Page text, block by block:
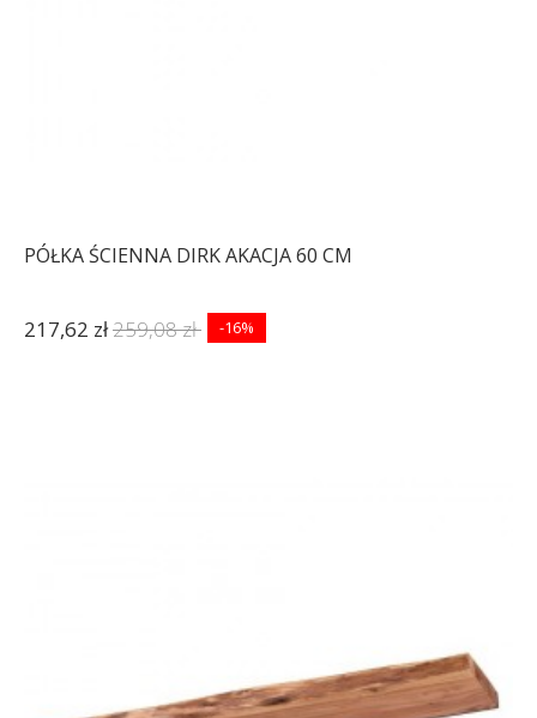
PÓŁKA ŚCIENNA DIRK AKACJA 60 CM
217,62 zł259,08 zł -16%